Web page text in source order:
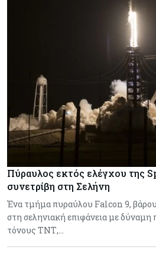
Πύραυλος εκτός ελέγχου της
συνετρίβη στη Σελήνη
Ένα τμήμα πυραύλου Falcon 9,
στη σεληνιακή επιφάνεια με δύναμη
τόνους ΤΝΤ,…